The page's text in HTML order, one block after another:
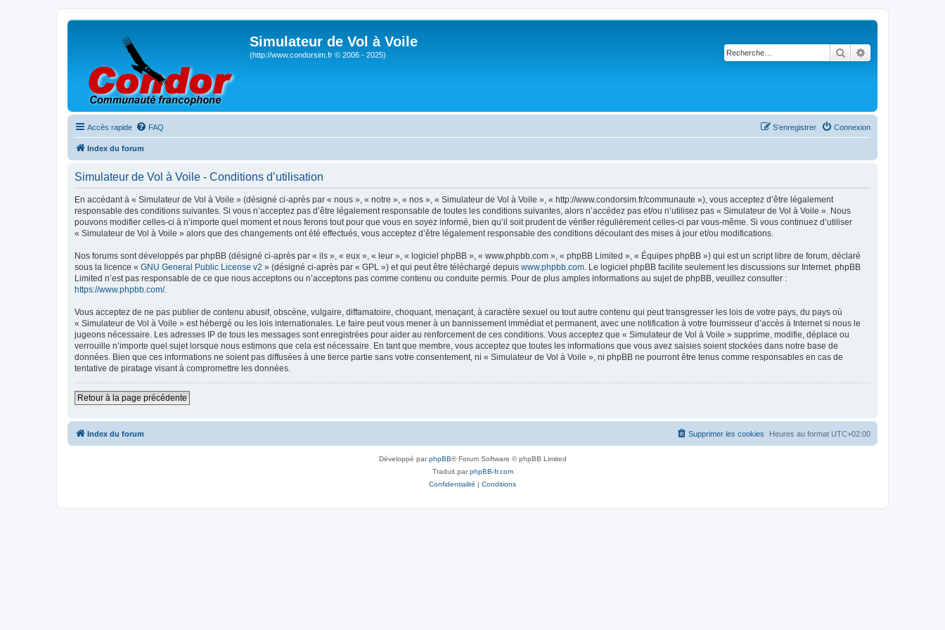
Simulateur de Vol à Voile
(http://www.condorsim.fr © 2006 - 2025) Rechercher
Accès rapide FAQ Connexion
S’enregistrer
Index du forum
Simulateur de Vol à Voile - Conditions d’utilisation
En accédant à « Simulateur de Vol à Voile » (désigné ci-après par « nous », « notre », « nos », « Simulateur de Vol à Voile », « http://www.condorsim.fr/communaute »), vous acceptez d’être légalement
responsable des conditions suivantes. Si vous n’acceptez pas d’être légalement responsable de toutes les conditions suivantes, alors n’accédez pas et/ou n’utilisez pas « Simulateur de Vol à Voile ». Nous
pouvons modifier celles-ci à n’importe quel moment et nous ferons tout pour que vous en soyez informé, bien qu’il soit prudent de vérifier régulièrement celles-ci par vous-même. Si vous continuez d’utiliser
« Simulateur de Vol à Voile » alors que des changements ont été effectués, vous acceptez d’être légalement responsable des conditions découlant des mises à jour et/ou modifications.
Nos forums sont développés par phpBB (désigné ci-après par « ils », « eux », « leur », « logiciel phpBB », « www.phpbb.com », « phpBB Limited », « Équipes phpBB ») qui est un script libre de forum, déclaré
sous la licence « GNU General Public License v2 » (désigné ci-après par « GPL ») et qui peut être téléchargé depuis www.phpbb.com. Le logiciel phpBB facilite seulement les discussions sur Internet. phpBB
Limited n’est pas responsable de ce que nous acceptons ou n’acceptons pas comme contenu ou conduite permis. Pour de plus amples informations au sujet de phpBB, veuillez consulter :
https://www.phpbb.com/.
Vous acceptez de ne pas publier de contenu abusif, obscène, vulgaire, diffamatoire, choquant, menaçant, à caractère sexuel ou tout autre contenu qui peut transgresser les lois de votre pays, du pays où
« Simulateur de Vol à Voile » est hébergé ou les lois internationales. Le faire peut vous mener à un bannissement immédiat et permanent, avec une notification à votre fournisseur d’accès à Internet si nous le
jugeons nécessaire. Les adresses IP de tous les messages sont enregistrées pour aider au renforcement de ces conditions. Vous acceptez que « Simulateur de Vol à Voile » supprime, modifie, déplace ou
verrouille n’importe quel sujet lorsque nous estimons que cela est nécessaire. En tant que membre, vous acceptez que toutes les informations que vous avez saisies soient stockées dans notre base de
données. Bien que ces informations ne soient pas diffusées à une tierce partie sans votre consentement, ni « Simulateur de Vol à Voile », ni phpBB ne pourront être tenus comme responsables en cas de
tentative de piratage visant à compromettre les données.
Retour à la page précédente
Index du forum Heures au format UTC+02:00
Supprimer les cookies
Développé parphpBB® Forum Software © phpBB Limited
Traduit parphpBB-fr.com
Confidentialité | Conditions